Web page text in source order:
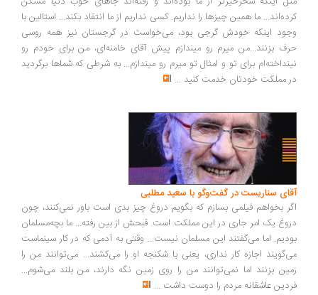
کرده‌اند... ما همین چیزها را نداریم. کسی نداریم از ما انتقاد بکند... استالین با
وجود اینکه خودش گرجی بود، می‌خواست در گرجستان نیز همه روسی
حرف بزنند...من میرم رو میندازم پیش آقای خامنه‌ای، من برای خودم رو
نینداخته‌ام برای تو و امثال تو میرم رو میندازم... به شرطی که شماها برگردید
در مملکت خودتان خدمت کنید ...
آقای سناریست در گفت‌وگو با سعید مطلبی
اگر بخواهم فیلمی بسازم که بگویم دروغ چیز بدی است باور نمی‌کنند، چون
دروغ یک امر جاری در این مملکت است. قبحش از بین رفته... ما بچه‌مسلمان
بودیم. اما می‌گفتند این مسلمان نیست... وقتی به آدمی که در کار سینماست
می‌گویند اجازه کار نداری، یعنی با شکنجه او را می‌کشند... می‌توانند من را
زمین بزنند اما نمی‌توانند من را روی زمین نگه دارند، من بلند می‌شوم...
فردین عاشقانه مردم را دوست داشت ...